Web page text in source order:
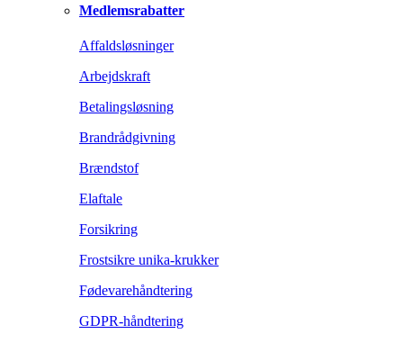
Medlemsrabatter
Affaldsløsninger
Arbejdskraft
Betalingsløsning
Brandrådgivning
Brændstof
Elaftale
Forsikring
Frostsikre unika-krukker
Fødevarehåndtering
GDPR-håndtering